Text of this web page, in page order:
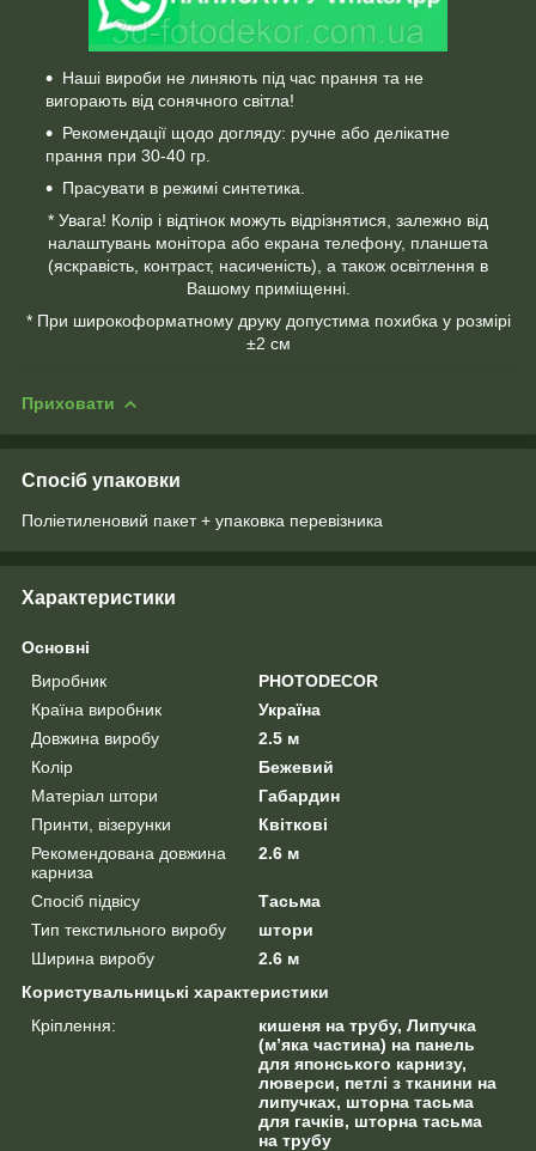
Наші вироби не линяють під час прання та не
вигорають від сонячного світла!
Рекомендації щодо догляду: ручне або делікатне
прання при 30-40 гр.
Прасувати в режимі синтетика.
* Увага! Колір і відтінок можуть відрізнятися, залежно від
налаштувань монітора або екрана телефону, планшета
(яскравість, контраст, насиченість), а також освітлення в
Вашому приміщенні.
* При широкоформатному друку допустима похибка у розмірі
±2 см
Приховати
Спосіб упаковки
Поліетиленовий пакет + упаковка перевізника
Характеристики
Основні
Виробник
PHOTODECOR
Країна виробник
Україна
Довжина виробу
2.5 м
Колір
Бежевий
Матеріал штори
Габардин
Принти, візерунки
Квіткові
Рекомендована довжина
карниза
2.6 м
Спосіб підвісу
Тасьма
Тип текстильного виробу
штори
Ширина виробу
2.6 м
Користувальницькі характеристики
Кріплення:
кишеня на трубу, Липучка
(м’яка частина) на панель
для японського карнизу,
люверси, петлі з тканини на
липучках, шторна тасьма
для гачків, шторна тасьма
на трубу